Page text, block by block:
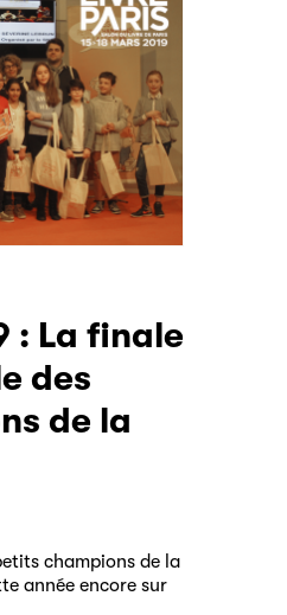
des
de la
champions de la
année encore sur